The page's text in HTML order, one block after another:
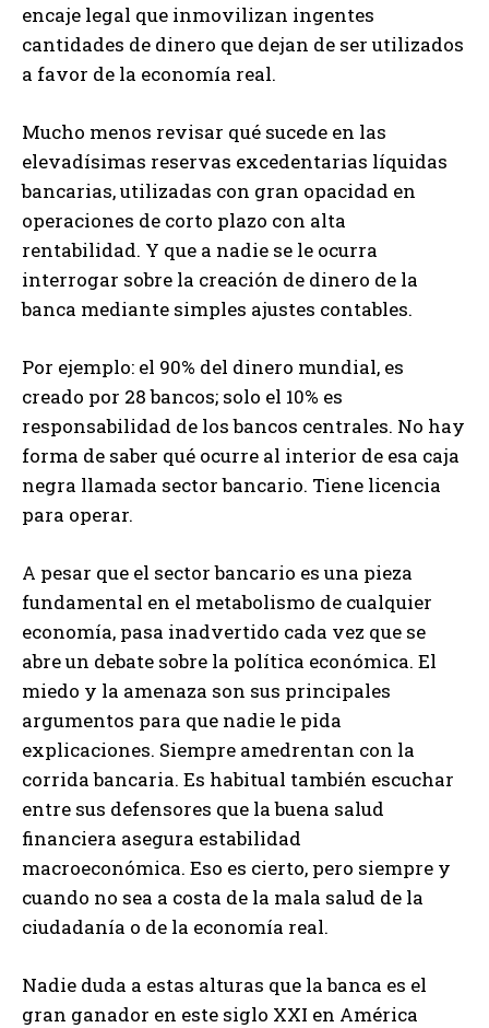
encaje legal que inmovilizan ingentes
cantidades de dinero que dejan de ser utilizados
a favor de la economía real.
Mucho menos revisar qué sucede en las
elevadísimas reservas excedentarias líquidas
bancarias, utilizadas con gran opacidad en
operaciones de corto plazo con alta
rentabilidad. Y que a nadie se le ocurra
interrogar sobre la creación de dinero de la
banca mediante simples ajustes contables.
Por ejemplo: el 90% del dinero mundial, es
creado por 28 bancos; solo el 10% es
responsabilidad de los bancos centrales. No hay
forma de saber qué ocurre al interior de esa caja
negra llamada sector bancario. Tiene licencia
para operar.
A pesar que el sector bancario es una pieza
fundamental en el metabolismo de cualquier
economía, pasa inadvertido cada vez que se
abre un debate sobre la política económica. El
miedo y la amenaza son sus principales
argumentos para que nadie le pida
explicaciones. Siempre amedrentan con la
corrida bancaria. Es habitual también escuchar
entre sus defensores que la buena salud
financiera asegura estabilidad
macroeconómica. Eso es cierto, pero siempre y
cuando no sea a costa de la mala salud de la
ciudadanía o de la economía real.
Nadie duda a estas alturas que la banca es el
gran ganador en este siglo XXI en América